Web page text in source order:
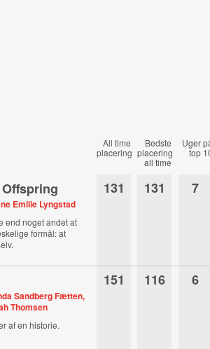
All time
placering
Bedste
placering
all time
Uger
top
Emilie Lyngstad
end noget andet at
formål: at
131 131 7
Sandberg Fætten,
Thomsen
af en historie.
151 116 6